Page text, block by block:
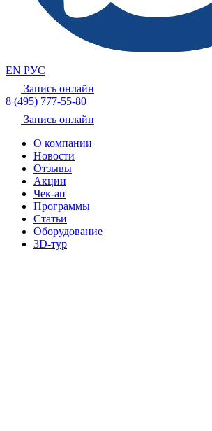
EN РУС
Запись онлайн
8 (495) 777-55-80
Запись онлайн
О компании
Новости
Отзывы
Акции
Чек-ап
Программы
Статьи
Оборудование
3D-тур